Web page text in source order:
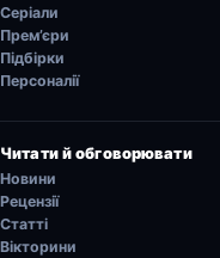
Серіали
Прем’єри
Підбірки
Персоналії
Читати й обговорювати
Новини
Рецензії
Статті
Вікторини